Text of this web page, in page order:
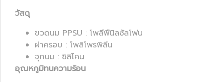
วัสดุ
ขวดนม PPSU : โพลีฟีนิลซัลโฟน
ฝาครอบ : โพลิโพรพิลีน
จุกนม : ซิลิโคน
อุณหภูมิทนความร้อน